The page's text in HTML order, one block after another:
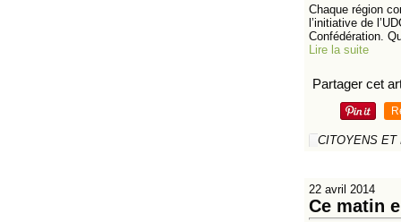
Chaque région
l’initiative de
Confédération.
Lire la suite
Partager cet
CITOYENS ET
22 avril 2014
Ce matin